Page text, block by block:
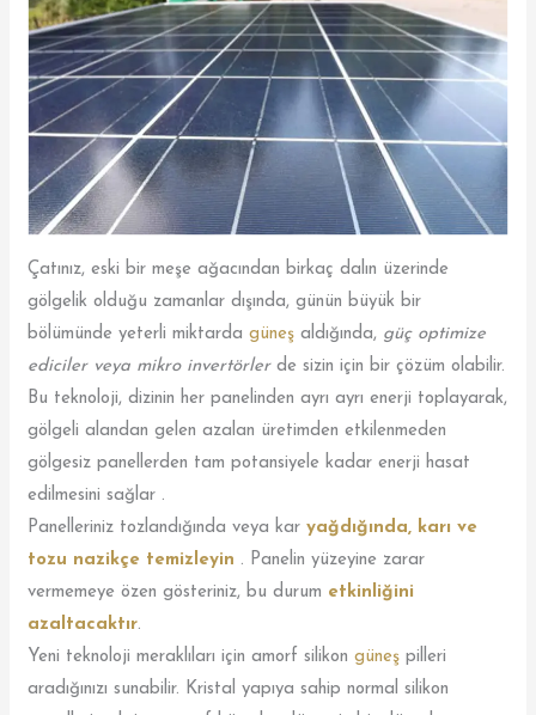
Çatınız, eski bir meşe ağacından birkaç dalın üzerinde
gölgelik olduğu zamanlar dışında, günün büyük bir
bölümünde yeterli miktardagüneş aldığında, güç optimize
ediciler veya mikro invertörlerde sizin için bir çözüm olabilir.
Bu teknoloji, dizinin her panelinden ayrı ayrı enerji toplayarak,
gölgeli alandan gelen azalan üretimden etkilenmeden
gölgesiz panellerden tam potansiyele kadar enerji hasat
edilmesini sağlar .
Panelleriniz tozlandığında veya karyağdığında, karı ve
tozu nazikçe temizleyin . Panelin yüzeyine zarar
vermemeye özen gösteriniz, bu durum etkinliğini
azaltacaktır.
Yeni teknoloji meraklıları için amorf silikongüneş pilleri
aradığınızı sunabilir. Kristal yapıya sahip normal silikon